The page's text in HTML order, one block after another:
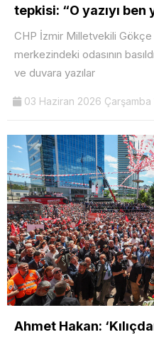
tepkisi: “O yazıyı ben
CHP İzmir Milletvekili
merkezindeki odasının
ve duvara yazılar
03 Haziran 2026 Çarşamba
Ahmet Hakan: